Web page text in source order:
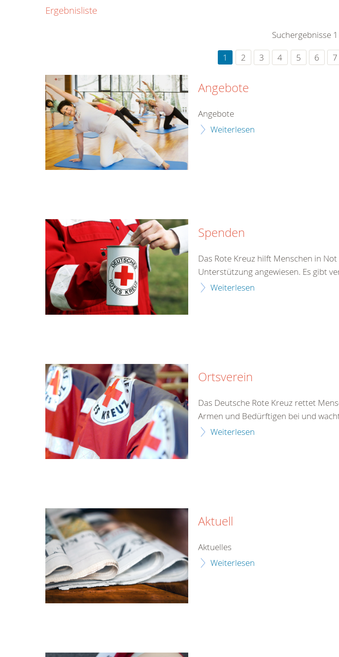
rund um die Uhr
Ergebnisliste
Suchergebnisse
1
2 3 4 5 6 7
Angebote
Angebote
Weiterlesen
Spenden
Das Rote Kreuz hilft Menschen in
Unterstützung angewiesen. Es gibt
Weiterlesen
Ortsverein
Das Deutsche Rote Kreuz rettet
Armen und Bedürftigen bei und
Weiterlesen
Aktuell
Aktuelles
Weiterlesen